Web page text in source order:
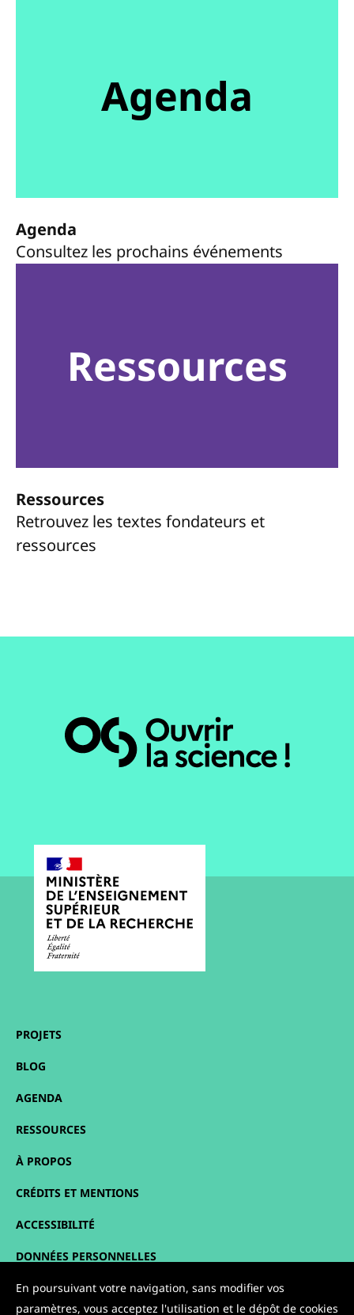
Agenda
Agenda
Consultez les prochains événements
Ressources
Ressources
Retrouvez les textes fondateurs et
ressources
PROJETS
BLOG
AGENDA
RESSOURCES
À PROPOS
CRÉDITS ET MENTIONS
ACCESSIBILITÉ
DONNÉES PERSONNELLES
PLAN DU SITE
En poursuivant votre navigation, sans modifier vos
paramètres, vous acceptez l'utilisation et le dépôt de cookies